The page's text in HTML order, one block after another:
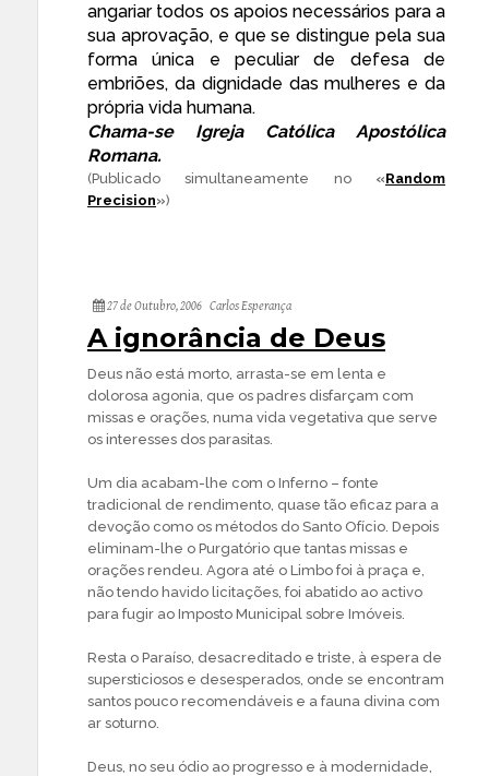
angariar todos os apoios necessários para a
sua aprovação, e que se distingue pela sua
forma única e peculiar de defesa de
embriões, da dignidade das mulheres e da
própria vida humana.
Chama-se Igreja Católica Apostólica
Romana.
(Publicado simultaneamente no «Random
Precision»)
27 de Outubro, 2006 Carlos Esperança
A ignorância de Deus
Deus não está morto, arrasta-se em lenta e
dolorosa agonia, que os padres disfarçam com
missas e orações, numa vida vegetativa que serve
os interesses dos parasitas.
Um dia acabam-lhe com o Inferno – fonte
tradicional de rendimento, quase tão eficaz para a
devoção como os métodos do Santo Ofício. Depois
eliminam-lhe o Purgatório que tantas missas e
orações rendeu. Agora até o Limbo foi à praça e,
não tendo havido licitações, foi abatido ao activo
para fugir ao Imposto Municipal sobre Imóveis.
Resta o Paraíso, desacreditado e triste, à espera de
supersticiosos e desesperados, onde se encontram
santos pouco recomendáveis e a fauna divina com
ar soturno.
Deus, no seu ódio ao progresso e à modernidade,